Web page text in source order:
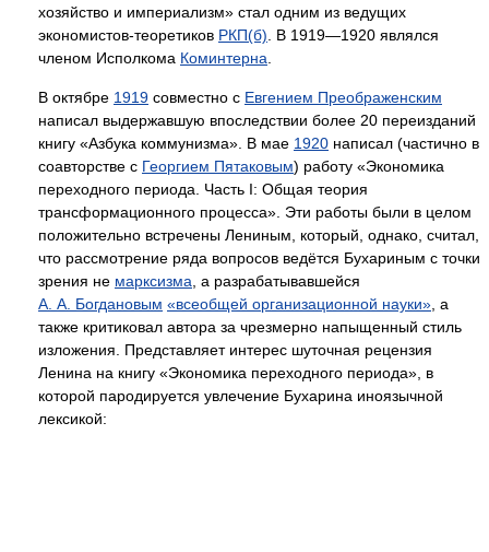
хозяйство и империализм» стал одним из ведущих
экономистов-теоретиков РКП(б). В 1919—1920 являлся
членом Исполкома Коминтерна.
В октябре 1919 совместно с Евгением Преображенским
написал выдержавшую впоследствии более 20 переизданий
книгу «Азбука коммунизма». В мае 1920 написал (частично в
соавторстве с Георгием Пятаковым) работу «Экономика
переходного периода. Часть I: Общая теория
трансформационного процесса». Эти работы были в целом
положительно встречены Лениным, который, однако, считал,
что рассмотрение ряда вопросов ведётся Бухариным с точки
зрения не марксизма, а разрабатывавшейся
А. А. Богдановым «всеобщей организационной науки», а
также критиковал автора за чрезмерно напыщенный стиль
изложения. Представляет интерес шуточная рецензия
Ленина на книгу «Экономика переходного периода», в
которой пародируется увлечение Бухарина иноязычной
лексикой: